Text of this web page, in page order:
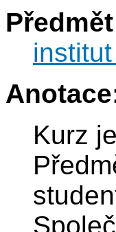
Kurz